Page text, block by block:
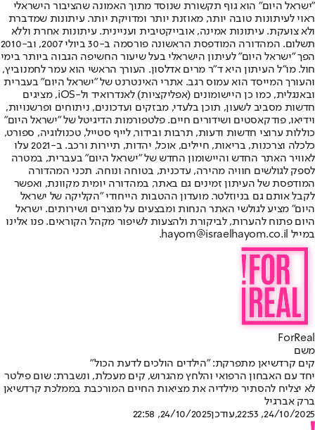
"ישראל היום" הוא גוף תקשורת שנוסד מתוך האמונה שהציבור הישראלי
ראוי לעיתונות טובה יותר, מאוזנת יותר ומדויקת יותר. עיתונות שמדברת
ולא צועקת. עיתונות אמינה, אובייקטיבית ועניינית. עיתונות אחרת וללא
תשלום. המהדורה המודפסת הראשונה פורסמה ב-30 ביולי 2007, וב-2010
הפך "ישראל היום" לעיתון הישראלי בעל שיעור החשיפה הגבוה ביותר בימי
חול. מו"ל העיתון היא ד"ר מרים אדלסון. העורך הראשי הוא עמר לחמנוביץ,
והעורך המייסד הוא עמוס רגב. אתרי האינטרנט של "ישראל היום" בעברית
ובאנגלית, כמו כן היישומונים (אפליקציות) לאנדרואיד ול-iOS, מציגים
חדשות מסביב לשעון, תוכן בלעדי, מבזקים ועדכונים, ניתוחים ופרשנויות,
וידיאו, פודקאסטים ושידורים חיים. פלטפורמות הדיגיטל של "ישראל היום"
כוללות ערוצי חדשות ודעות, תרבות ובידור, לייף סטייל, טכנולוגיה, ספורט,
כלכלה וצרכנות, בריאות, חיילים, אוכל, יהדות, תיירות ורכב. ב-2021 עלו
לאוויר האתר החדש והיישומון החדש של "ישראל היום" בעברית, במטרה
לספק לגולשים חוויה מהירה, עדכנית, בטוחה ונוחה. תכני המהדורה
המודפסת של העיתון זמינים גם באתר, במהדורה יומית מקוונת, ואפשר
לקבל אותם גם בניוזלטר. מועדון ההטבות הייחודי "הקליקה של ישראל
היום" מציע לגולשי האתר הנחות ומבצעים על מוצרים ושירותים. ישראל
היום פתוח להערות, לביקורת ולהצעות לשיפור מקהל הקוראים. פנו אלינו
במייל hayom@israelhayom.co.il.
ForReal
משם
קים קרדשיאן מתפרקת: "הילדים הולכים לדעת הכול"
יחד עם האבחון הרפואי והלחץ מהגרוש, קים מעכלת, ונשברת: שום פילטר
לא יצליח להסתיר מילדיה את מציאות החיים המורכבת בממלכת קרדשיאן
ברק אברגיל
24/10/2025, 22:53
,עודכן24/10/2025, 22:58